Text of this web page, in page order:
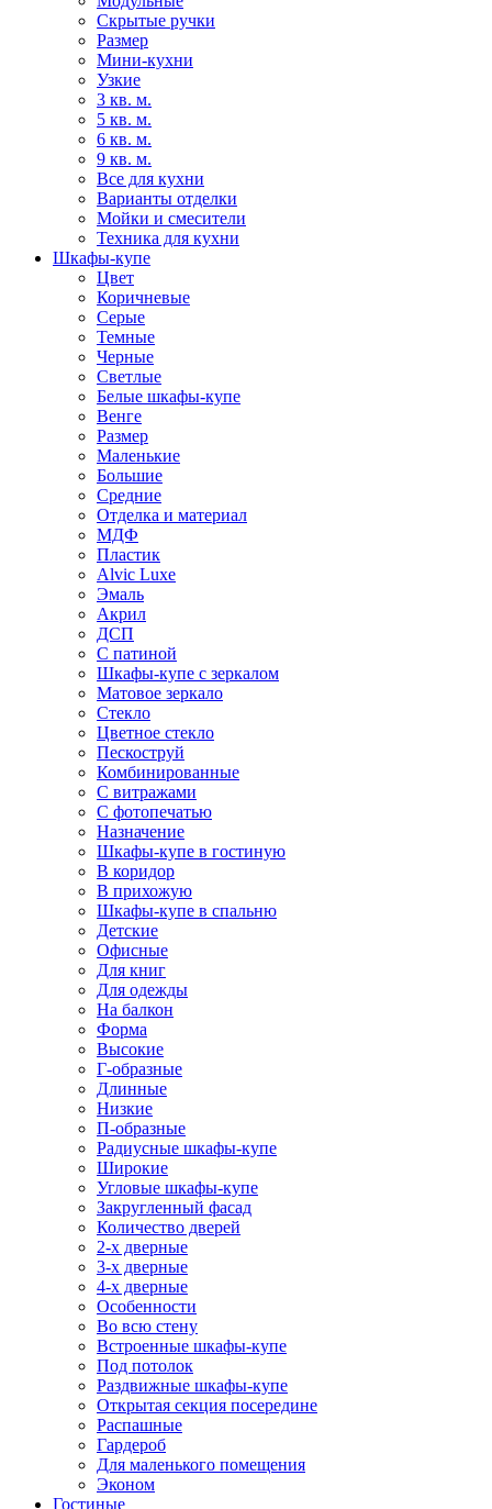
Скрытые ручки
Размер
Мини-кухни
Узкие
3 кв. м.
5 кв. м.
6 кв. м.
9 кв. м.
Все для кухни
Варианты отделки
Мойки и смесители
Техника для кухни
Шкафы-купе
Цвет
Коричневые
Серые
Темные
Черные
Светлые
Белые шкафы-купе
Венге
Размер
Маленькие
Большие
Средние
Отделка и материал
МДФ
Пластик
Alvic Luxe
Эмаль
Акрил
ДСП
С патиной
Шкафы-купе с зеркалом
Матовое зеркало
Стекло
Цветное стекло
Пескоструй
Комбинированные
С витражами
С фотопечатью
Назначение
Шкафы-купе в гостиную
В коридор
В прихожую
Шкафы-купе в спальню
Детские
Офисные
Для книг
Для одежды
На балкон
Форма
Высокие
Г-образные
Длинные
Низкие
П-образные
Радиусные шкафы-купе
Широкие
Угловые шкафы-купе
Закругленный фасад
Количество дверей
2-х дверные
3-х дверные
4-х дверные
Особенности
Во всю стену
Встроенные шкафы-купе
Под потолок
Раздвижные шкафы-купе
Открытая секция посередине
Распашные
Гардероб
Для маленького помещения
Эконом
Гостиные